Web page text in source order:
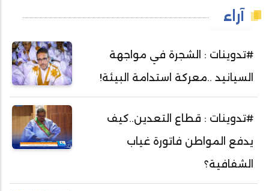
آراء
#تدوينات : الشجرة في مواجهة
السيانيد ..معركة استدامة البيئة!
#تدوينات : قطاع التعدين..كيف
يدفع المواطن فاتورة غياب
الشفافية؟